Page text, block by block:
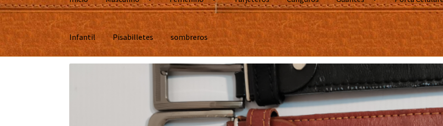
Infantil Pisabilletes sombreros